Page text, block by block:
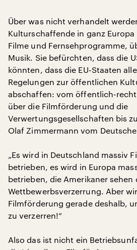
Über was nicht verhandelt
Kulturschaffende in ganz
Filme und Fernsehprogramme,
Musik. Sie befürchten, dass die
könnten, dass die EU-Staaten
Regelungen zur öffentlichen
abschaffen: vom öffentlich-
über die Filmförderung und die
Verwertungsgesellschaften bis
Olaf Zimmermann vom
„Es wird in Deutschland massiv
betrieben, es wird in Europa
betrieben, die Amerikaner sehen
Wettbewerbsverzerrung. Aber
Filmförderung gerade deshalb,
zu verzerren!“
Also das ist nicht ein